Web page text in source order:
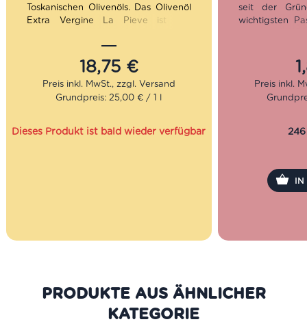
Toskanischen Olivenöls. Das Olivenöl
Extra Vergine La Pieve ist der
hochwertigen Olivenölen von
Gonnelli 1585. Das La Pieve Olivenöl
hat ein traumhaftes Kräuteraroma.
Zudem ist es im Geschmack herrlich
ausgewogen und fruchtig.
von 3 nativen Olivenölen Extra 12%
18,75 €
Grundpreis: 25,00 € / 1 l
Dieses Produkt ist bald wieder verfügbar
seit der
wichtigsten
Generation
Kochzeit:
IN
PRODUKTE AUS DER GLEICHEN
KATEGORIE